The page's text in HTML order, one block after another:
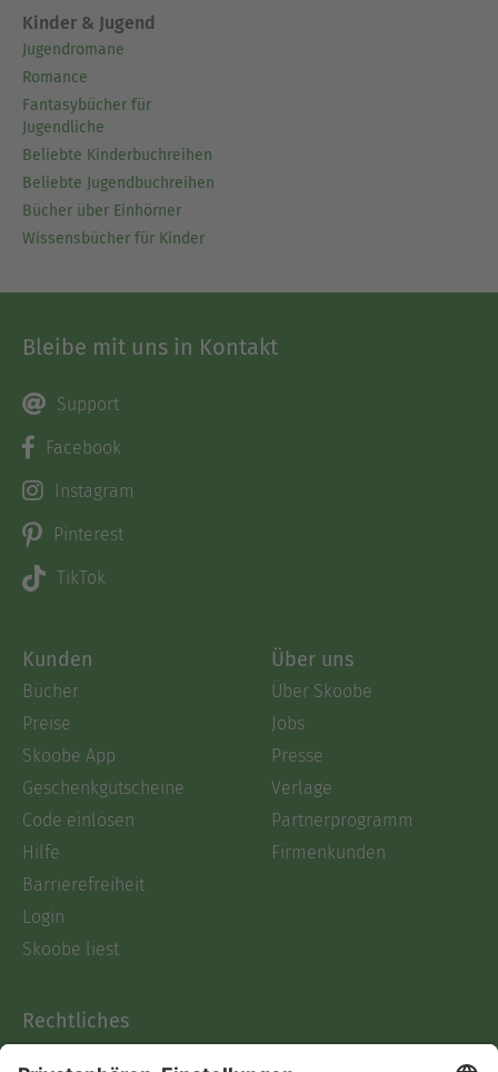
Kinder & Jugend
Jugendromane
Romance
Fantasybücher für
Jugendliche
Beliebte Kinderbuchreihen
Beliebte Jugendbuchreihen
Bücher über Einhörner
Wissensbücher für Kinder
Bleibe mit uns in Kontakt
Support
Facebook
Instagram
Pinterest
TikTok
Kunden
Bücher
Preise
Skoobe App
Geschenkgutscheine
Code einlösen
Hilfe
Barrierefreiheit
Login
Skoobe liest
Über uns
Über Skoobe
Jobs
Presse
Verlage
Partnerprogramm
Firmenkunden
Rechtliches